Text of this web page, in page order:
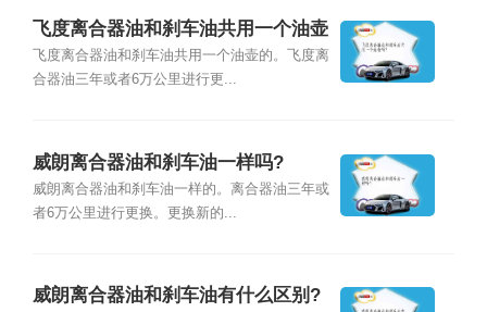
飞度离合器油和刹车油共用一个油壶
吗?
飞度离合器油和刹车油共用一个油壶的。飞度离
合器油三年或者6万公里进行更...
威朗离合器油和刹车油一样吗?
威朗离合器油和刹车油一样的。离合器油三年或
者6万公里进行更换。更换新的...
威朗离合器油和刹车油有什么区别?